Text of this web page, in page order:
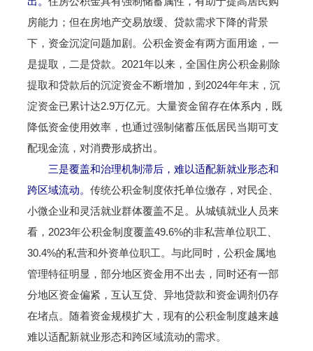
房能力；但在房地产交易放缓、贷款需求下降的背景
下，资金沉淀问题加剧。公积金资金有两方面用途，一
是提取，二是贷款。2021年以来，全国住房公积金剔除
提取和贷款后的沉淀资金不断增加，到2024年年末，沉
淀资金已累计达2.9万亿元。大量资金留存在体系内，既
降低资金使用效率，也通过强制储蓄压低居民当期可支
配现金流，对消费形成挤出。
三是覆盖和治理机制滞后，难以适配新就业形态和
跨区域流动。 传统公积金制度依托单位缴存，对民企、
小微企业和灵活就业群体覆盖不足。从城镇就业人员来
看，2023年公积金制度覆盖49.6%的非私营单位职工、
30.4%的私营和外资单位职工。与此同时，公积金属地
管理特征明显，部分地区资金用不出去，同时还有一部
分地区资金偏紧，互认互贷、异地贷款和资金调剂仍存
在堵点。随着资金规模扩大，现有的公积金制度越来越
难以适配新就业形态和跨区域流动的需求。